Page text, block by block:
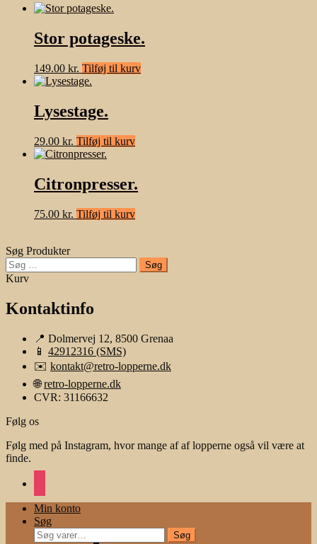
Stor potageske.
149.00 kr. Tilføj til kurv
Lysestage.
29.00 kr. Tilføj til kurv
Citronpresser.
75.00 kr. Tilføj til kurv
Søg Produkter
Søg
efter:
Kurv
Kontaktinfo
📍 Dolmervej 12, 8500 Grenaa
📱 42912316 (SMS)
✉️ kontakt@retro-lopperne.dk
🌐retro-lopperne.dk
CVR: 31166632
Følg os
Følg med på Instagram, hvor mange af af lopperne også vil være at
finde.
Min konto
Søg
Søg
Søg